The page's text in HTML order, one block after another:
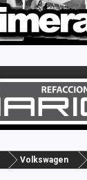
Volkswagen